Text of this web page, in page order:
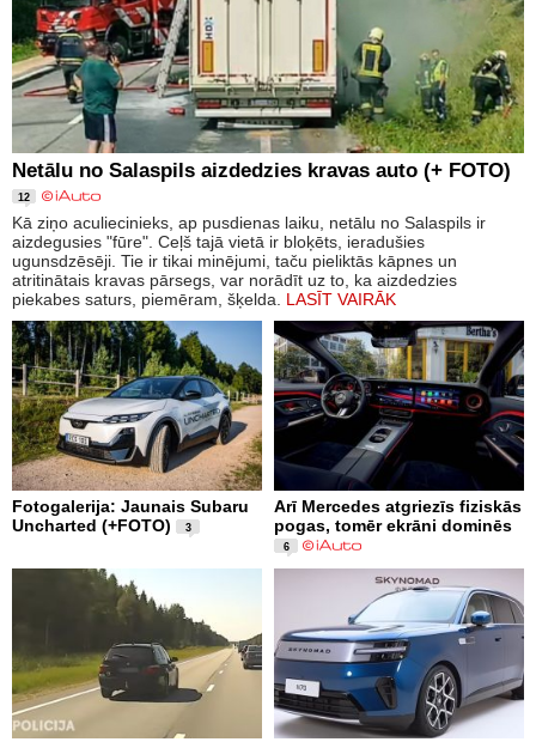
Netālu no Salaspils aizdedzies kravas auto (+ FOTO)
12
Kā ziņo aculiecinieks, ap pusdienas laiku, netālu no Salaspils ir
aizdegusies "fūre". Ceļš tajā vietā ir bloķēts, ieradušies
ugunsdzēsēji. Tie ir tikai minējumi, taču pieliktās kāpnes un
atritinātais kravas pārsegs, var norādīt uz to, ka aizdedzies
piekabes saturs, piemēram, šķelda. LASĪT VAIRĀK
Fotogalerija: Jaunais Subaru
Uncharted (+FOTO)
3
Arī Mercedes atgriezīs fiziskās
pogas, tomēr ekrāni dominēs
6